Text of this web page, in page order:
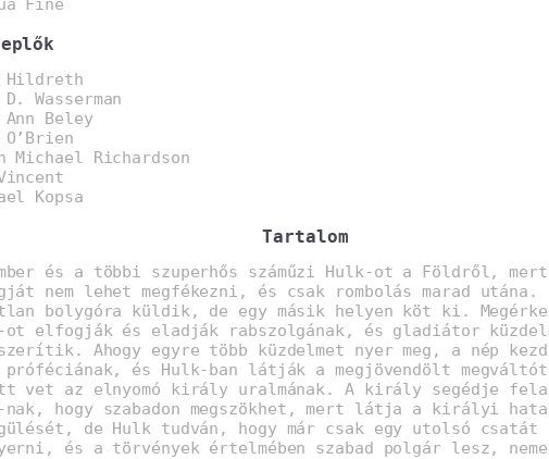
Fine
Hildreth
Wasserman
Beley
O’Brien
Michael Richardson
Kopsa
Tartalom
és a többi szuperhős száműzi Hulk-ot a Földről,
nem lehet megfékezni, és csak rombolás marad utána.
bolygóra küldik, de egy másik helyen köt ki.
ot elfogják és eladják rabszolgának, és gladiátor
Ahogy egyre több küzdelmet nyer meg, a nép
és Hulk-ban látják a megjövendölt
vet az elnyomó király uralmának. A király segédje
nak, hogy szabadon megszökhet, mert látja a királyi
de Hulk tudván, hogy már csak egy utolsó
és a törvények értelmében szabad polgár lesz,